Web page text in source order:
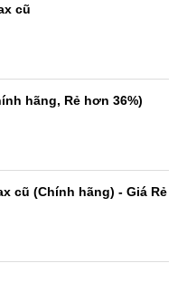
cũ
hãng, Rẻ hơn 36%)
cũ (Chính hãng) - Giá Rẻ